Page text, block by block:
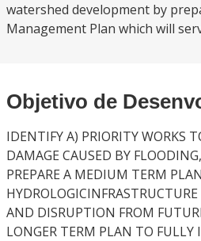
watershed development by
Management Plan which will
Objetivo de
IDENTIFY A) PRIORITY WORKS
DAMAGE CAUSED BY
PREPARE A MEDIUM TERM
AND DISRUPTION FROM
LONGER TERM PLAN TO